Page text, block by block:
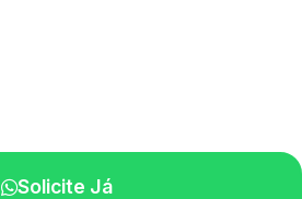
Solicite Já